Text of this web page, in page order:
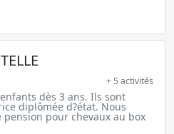
+ 5 activités
dès 3 ans. Ils sont
diplômée d?état. Nous
pour chevaux au box